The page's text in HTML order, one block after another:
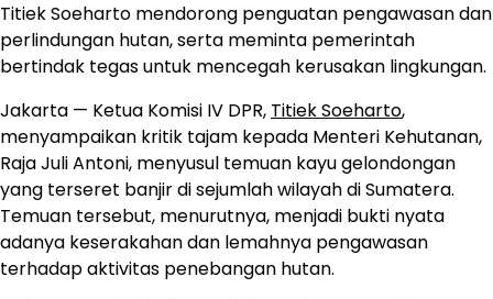
Titiek Soeharto mendorong penguatan pengawasan dan
perlindungan hutan, serta meminta pemerintah
bertindak tegas untuk mencegah kerusakan lingkungan.
Jakarta — Ketua Komisi IV DPR, Titiek Soeharto,
menyampaikan kritik tajam kepada Menteri Kehutanan,
Raja Juli Antoni, menyusul temuan kayu gelondongan
yang terseret banjir di sejumlah wilayah di Sumatera.
Temuan tersebut, menurutnya, menjadi bukti nyata
adanya keserakahan dan lemahnya pengawasan
terhadap aktivitas penebangan hutan.